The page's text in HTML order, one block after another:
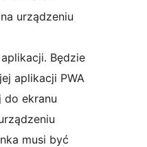
urządzeniu
Będzie
aplikacji PWA
do ekranu
musi być